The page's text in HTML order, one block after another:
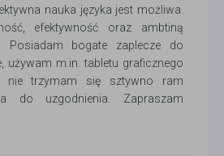
nauka języka jest możliwa.
efektywność oraz ambtiną
Posiadam bogate zaplecze do
używam m.in. tabletu graficznego
nie trzymam się sztywno ram
do uzgodnienia. Zapraszam